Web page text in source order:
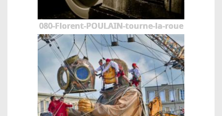
080-Florent-POULAIN-tourne-la-roue